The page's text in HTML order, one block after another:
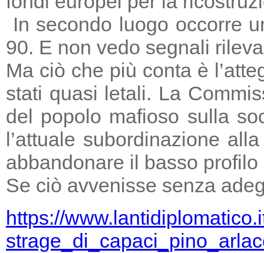
In secondo luogo occorre
90. E non vedo segnali
Ma ciò che più conta è
stati quasi letali. La
del popolo mafioso sulla
l’attuale subordinazione
abbandonare il basso
Se ciò avvenisse senza
https://